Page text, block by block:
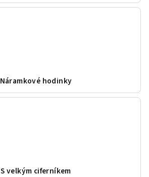
Náramkové hodinky
S velkým ciferníkem